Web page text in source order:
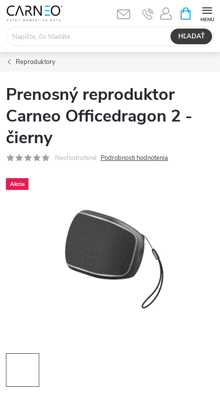
Prejsť
obsah
HĽADAŤ
KOŠÍK
Reproduktory
Prenosný reproduktor
Carneo Officedragon 2 -
čierny
Neohodnotené Podrobnosti hodnotenia
Akcia